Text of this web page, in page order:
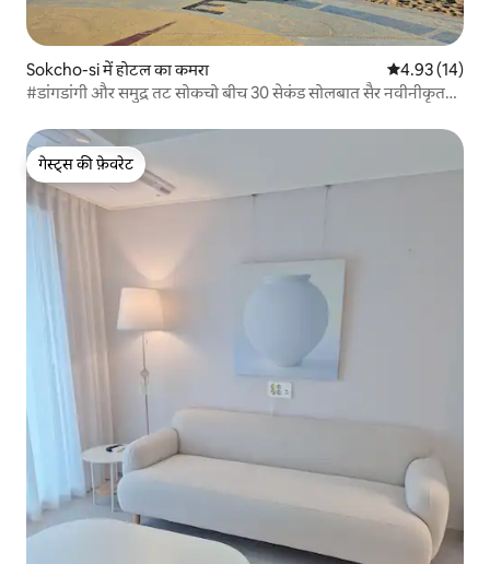
Sokcho-si में होटल का कमरा औसत रेटिंग 5 में
4.93 (14)
#डांगडांगी और समुद्र तट सोकचो बीच 30 सेकंड सोलबात सैर नवीनीकृत
की पैदल दूरी पर
गेस्ट्स की फ़ेवरेट
गेस्ट्स की फ़ेवरेट